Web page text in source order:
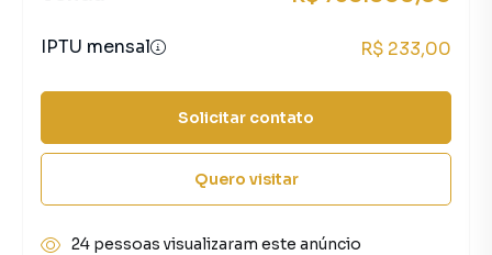
IPTU mensal R$ 233,00
Solicitar contato
Quero visitar
24 pessoas visualizaram este anúncio